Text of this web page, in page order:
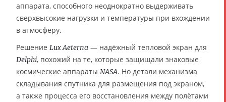
аппарата, способного неоднократно выдерживать
сверхвысокие нагрузки и температуры при вхождении
в атмосферу.
Решение Lux Aeterna — надёжный тепловой экран для
Delphi, похожий на те, которые защищали знаковые
космические аппараты NASA. Но детали механизма
складывания спутника для размещения под экраном,
а также процесса его восстановления между полётами